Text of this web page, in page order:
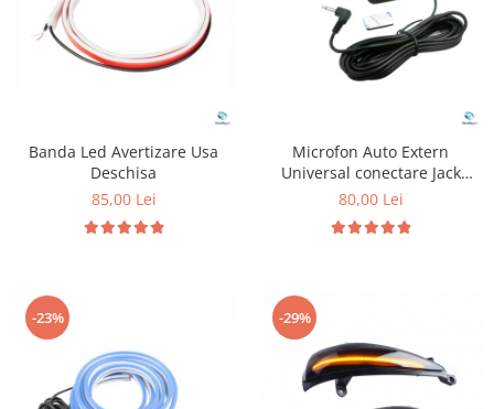
Banda Led Avertizare Usa
Deschisa
85,00 Lei
Microfon Auto Extern
Universal conectare Jack
3.5mm
80,00 Lei
-23% -29%